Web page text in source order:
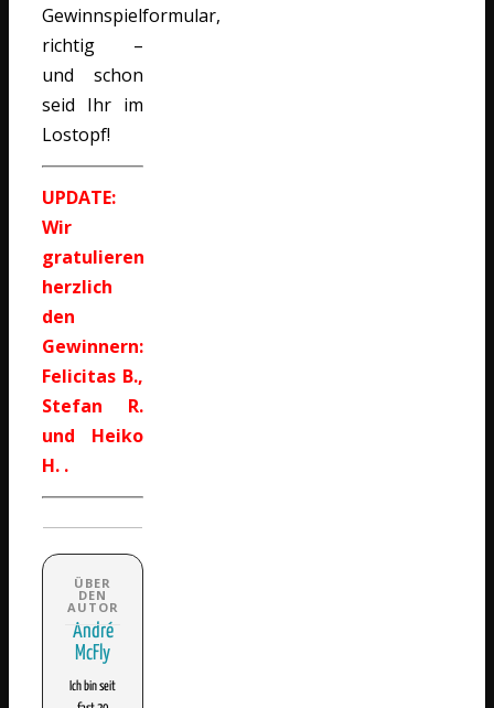
Gewinnspielformular,
richtig –
und schon
seid Ihr im
Lostopf!
UPDATE:
Wir
gratulieren
herzlich
den
Gewinnern:
Felicitas B.,
Stefan R.
und Heiko
H. .
André
McFly
Ich bin seit